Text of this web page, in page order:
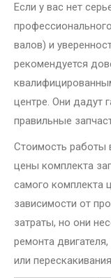
Если у вас нет
валов) и
рекомендуется
центре. Они дадут
правильные
Стоимость работы
цены комплекта
самого комплекта
зависимости от
затраты, но они
ремонта
или